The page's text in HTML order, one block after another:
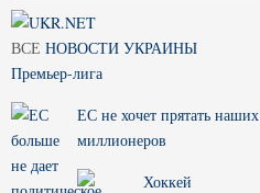
ВСЕ НОВОСТИ УКРАИНЫ
Премьер-лига
ЕС не хочет прятать наших
миллионеров
Хоккей